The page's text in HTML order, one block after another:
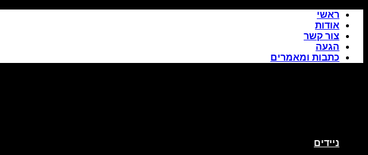
Skip
content
ראשי
אודות
צור קשר
הגעה
כתבות ומאמרים
ניידים